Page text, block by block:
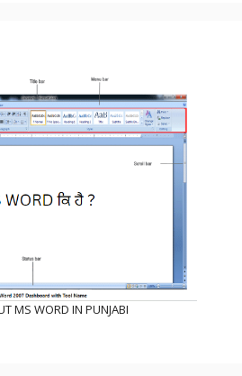
MS WORD IN PUNJABI